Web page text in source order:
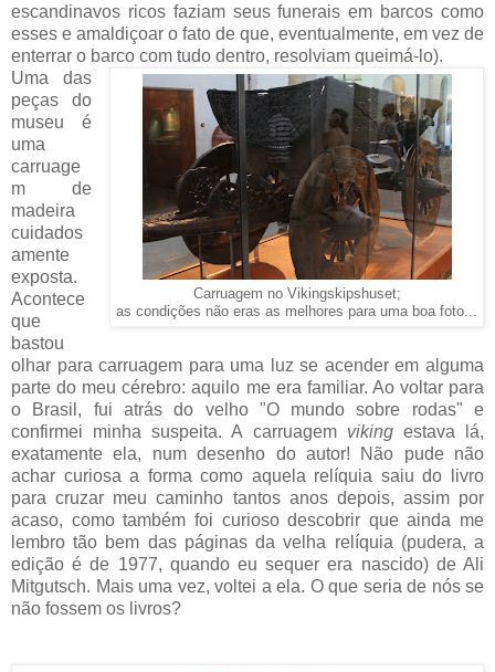
escandinavos ricos faziam seus funerais em barcos como
esses e amaldiçoar o fato de que, eventualmente, em vez de
enterrar o barco com tudo dentro, resolviam queimá-lo).
Carruagem no Vikingskipshuset;
as condições não eras as melhores para uma boa foto...
Uma das
peças do
museu é
uma
carruage
m de
madeira
cuidados
amente
exposta.
Acontece
que
bastou
olhar para carruagem para uma luz se acender em alguma
parte do meu cérebro: aquilo me era familiar. Ao voltar para
o Brasil, fui atrás do velho "O mundo sobre rodas" e
confirmei minha suspeita. A carruagem vikingestava lá,
exatamente ela, num desenho do autor! Não pude não
achar curiosa a forma como aquela relíquia saiu do livro
para cruzar meu caminho tantos anos depois, assim por
acaso, como também foi curioso descobrir que ainda me
lembro tão bem das páginas da velha relíquia (pudera, a
edição é de 1977, quando eu sequer era nascido) de Ali
Mitgutsch. Mais uma vez, voltei a ela. O que seria de nós se
não fossem os livros?